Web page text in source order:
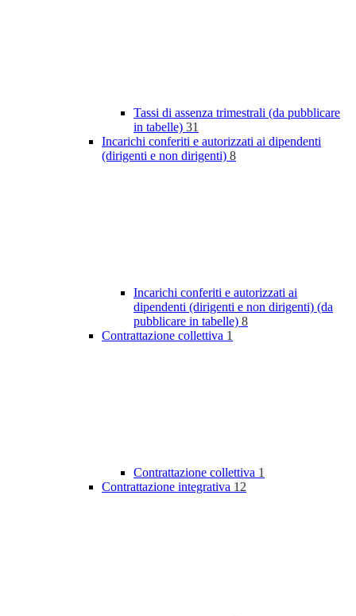
Tassi di assenza trimestrali (da pubblicare
in tabelle) 31
Incarichi conferiti e autorizzati ai dipendenti
(dirigenti e non dirigenti) 8
Incarichi conferiti e autorizzati ai
dipendenti (dirigenti e non dirigenti) (da
pubblicare in tabelle) 8
Contrattazione collettiva 1
Contrattazione collettiva 1
Contrattazione integrativa 12